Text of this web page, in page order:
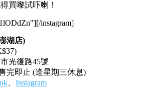
買嚟試吓喇！
instagram]
湖店)
光復路45號
完即止 (逢星期三休息)
Instagram